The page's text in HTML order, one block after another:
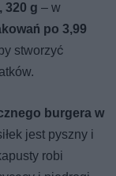
320 g – w
po 3,99
stworzyć
burgera w
jest pyszny i
robi